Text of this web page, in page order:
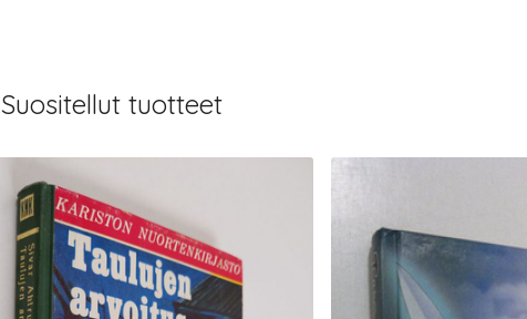
Suositellut tuotteet